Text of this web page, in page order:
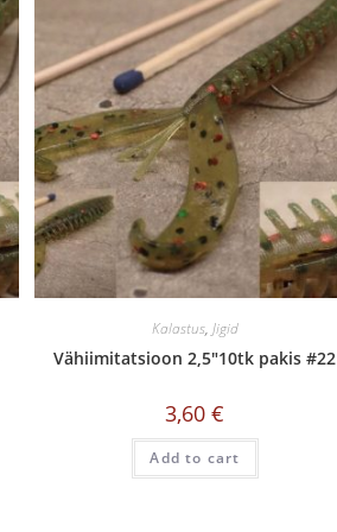
Kalastus, Jigid
Vähiimitatsioon 2,5″10tk pakis #22
3,60€
Add to cart